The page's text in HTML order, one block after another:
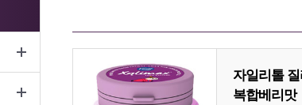
자일리톨
복합베리맛